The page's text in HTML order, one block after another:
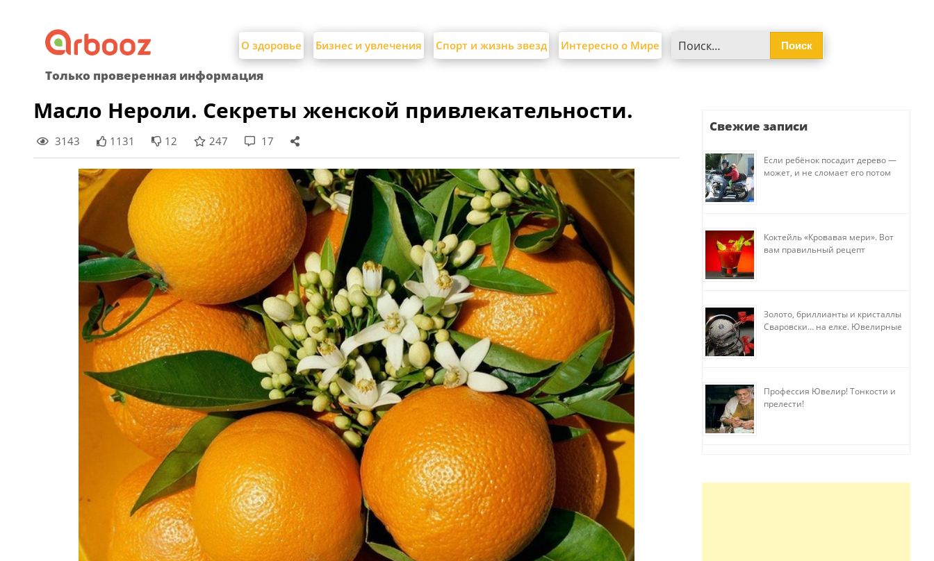
content
О здоровье Бизнес и увлечения Спорт и жизнь звезд Интересно о Мире
Только проверенная информация
Масло Нероли. Секреты женской привлекательности.
3143 1131 12 247 17
Свежие записи
Если ребёнок посадит дерево —
может, и не сломает его потом
Коктейль «Кровавая мери». Вот
вам правильный рецепт
Золото, бриллианты и кристаллы
Сваровски… на елке. Ювелирные
Профессия Ювелир! Тонкости и
прелести!